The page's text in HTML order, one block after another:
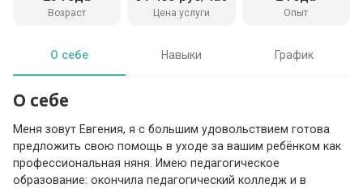
Возраст Цена услуги Опыт
О себе Навыки График
О себе
Меня зовут Евгения, я с большим удовольствием готова
предложить свою помощь в уходе за вашим ребёнком как
профессиональная няня. Имею педагогическое
образование: окончила педагогический колледж и в